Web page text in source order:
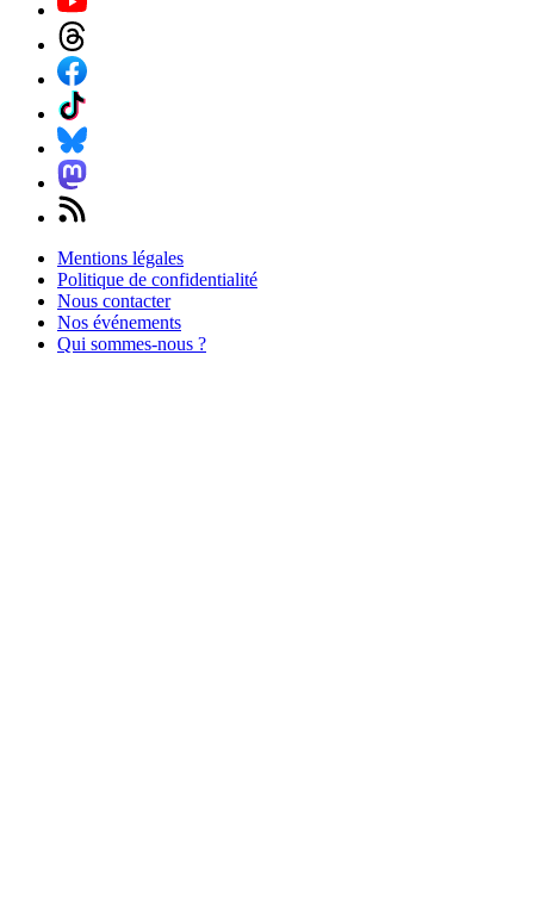
Mentions légales
Politique de confidentialité
Nous contacter
Nos événements
Qui sommes-nous ?